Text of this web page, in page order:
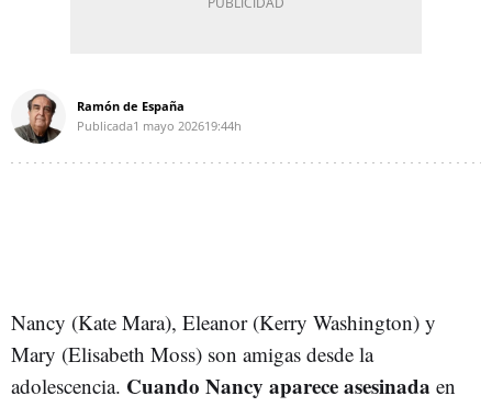
Ramón de España
Publicada1 mayo 202619:44h
Nancy (Kate Mara), Eleanor (Kerry Washington) y
Mary (Elisabeth Moss) son amigas desde la
adolescencia. Cuando Nancy aparece asesinada en